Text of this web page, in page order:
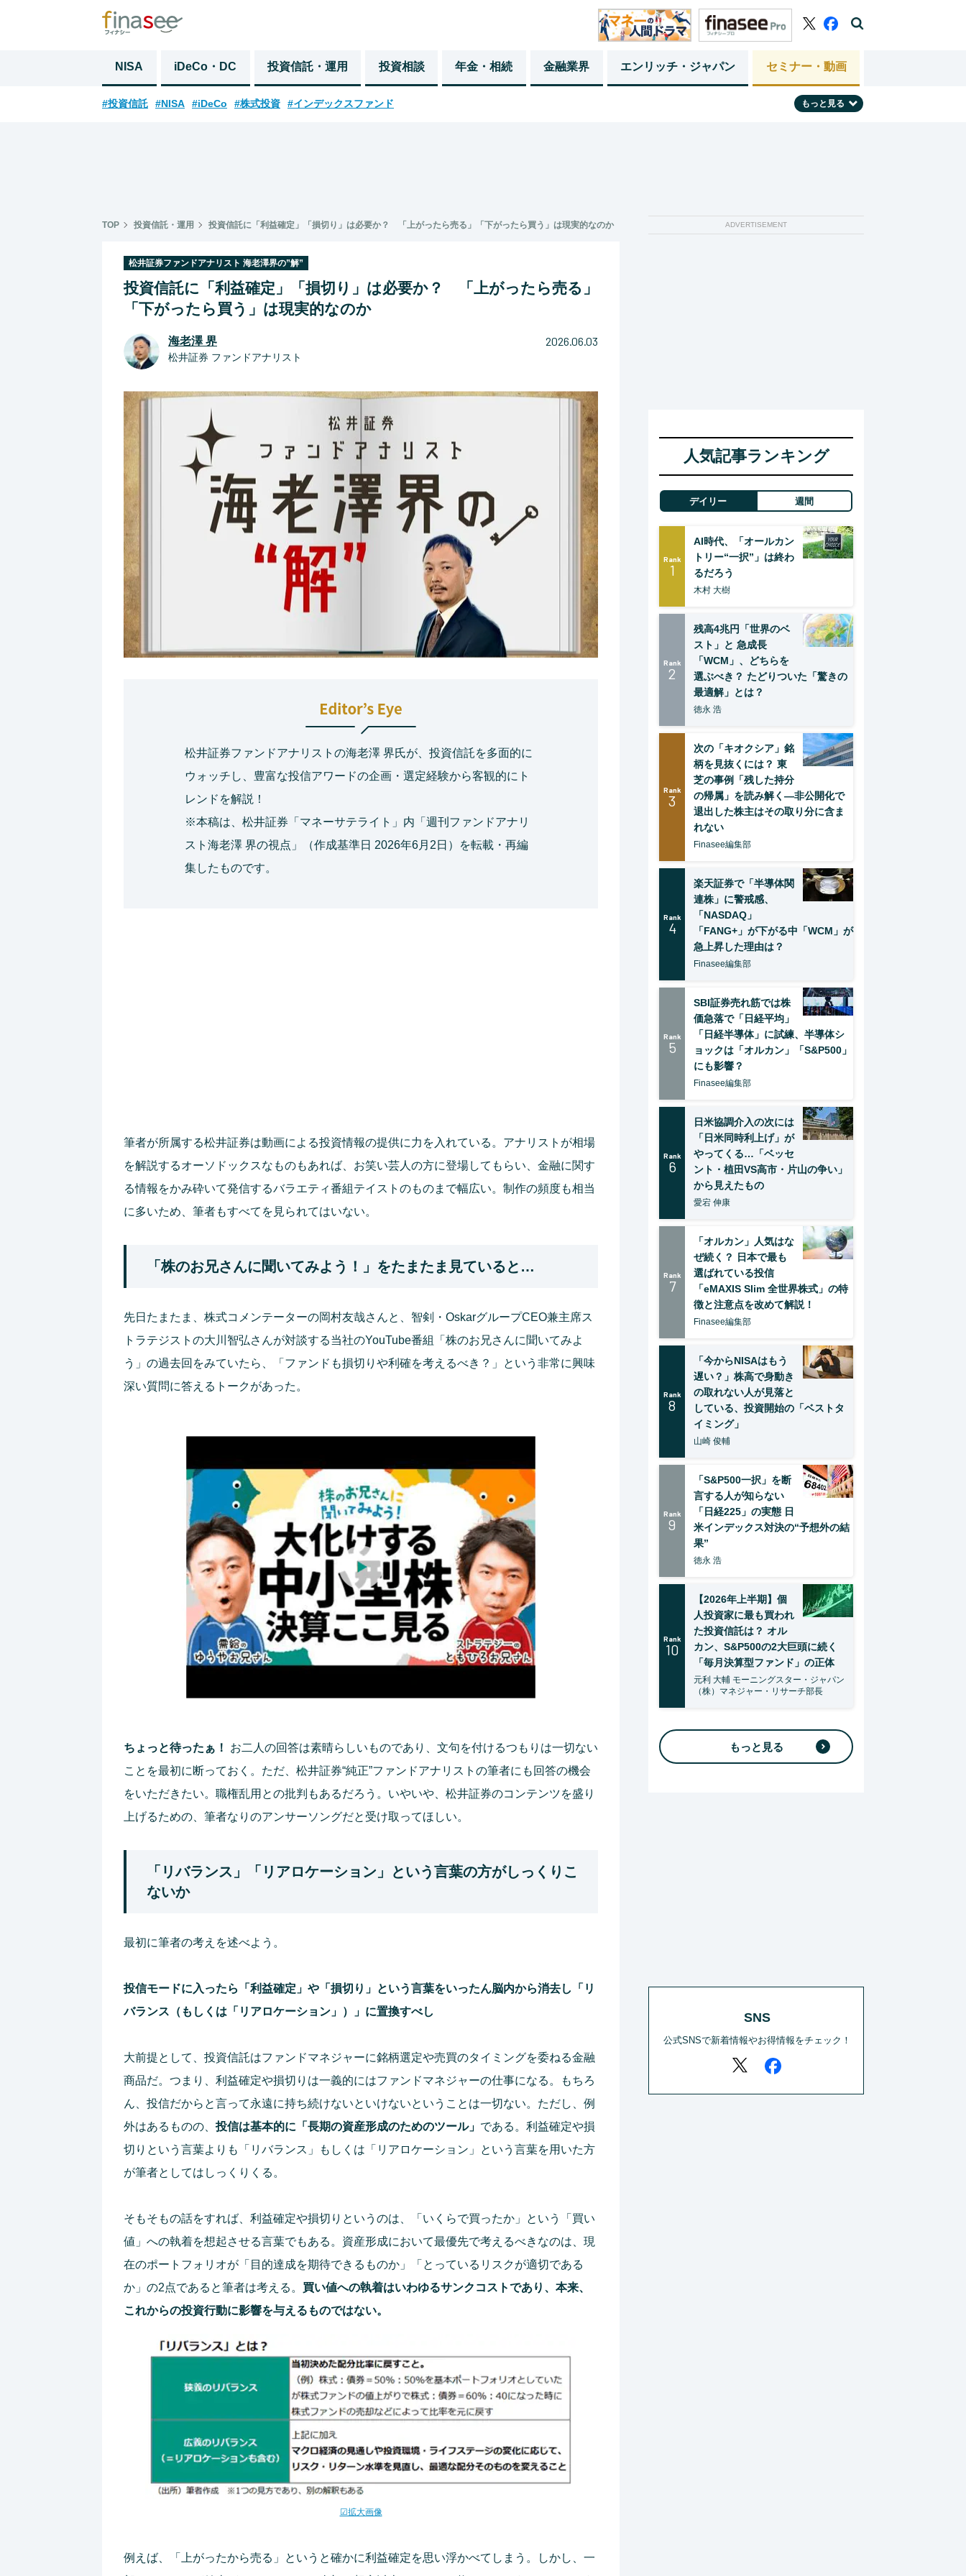
NISA iDeCo・DC 投資信託・運用 投資相談 年金・相続 金融業界 エンリッチ・ジャパン セミナー・動画
#投資信託 #NISA #iDeCo #株式投資 #インデックスファンド もっと見る
TOP 投資信託・運用 投資信託に「利益確定」「損切り」は必要か？ 「上がったら売る」「下がったら買う」は現実的なのか
松井証券ファンドアナリスト 海老澤界の”解”
投資信託に「利益確定」「損切り」は必要か？ 「上がったら売る」
「下がったら買う」は現実的なのか
海老澤 界
松井証券 ファンドアナリスト
2026.06.03
松井証券ファンドアナリストの海老澤 界氏が、投資信託を多面的に
ウォッチし、豊富な投信アワードの企画・選定経験から客観的にト
レンドを解説！
※本稿は、松井証券「マネーサテライト」内「週刊ファンドアナリ
スト海老澤 界の視点」（作成基準日 2026年6月2日）を転載・再編
集したものです。
筆者が所属する松井証券は動画による投資情報の提供に力を入れている。アナリストが相場
を解説するオーソドックスなものもあれば、お笑い芸人の方に登場してもらい、金融に関す
る情報をかみ砕いて発信するバラエティ番組テイストのものまで幅広い。制作の頻度も相当
に多いため、筆者もすべてを見られてはいない。
「株のお兄さんに聞いてみよう！」をたまたま見ていると…
先日たまたま、株式コメンテーターの岡村友哉さんと、智剣・OskarグループCEO兼主席ス
トラテジストの大川智弘さんが対談する当社のYouTube番組「株のお兄さんに聞いてみよ
う」の過去回をみていたら、「ファンドも損切りや利確を考えるべき？」という非常に興味
深い質問に答えるトークがあった。
ちょっと待ったぁ！ お二人の回答は素晴らしいものであり、文句を付けるつもりは一切ない
ことを最初に断っておく。ただ、松井証券“純正”ファンドアナリストの筆者にも回答の機会
をいただきたい。職権乱用との批判もあるだろう。いやいや、松井証券のコンテンツを盛り
上げるための、筆者なりのアンサーソングだと受け取ってほしい。
「リバランス」「リアロケーション」という言葉の方がしっくりこ
ないか
最初に筆者の考えを述べよう。
投信モードに入ったら「利益確定」や「損切り」という言葉をいったん脳内から消去し「リ
バランス（もしくは「リアロケーション」）」に置換すべし
大前提として、投資信託はファンドマネジャーに銘柄選定や売買のタイミングを委ねる金融
商品だ。つまり、利益確定や損切りは一義的にはファンドマネジャーの仕事になる。もちろ
ん、投信だからと言って永遠に持ち続けないといけないということは一切ない。ただし、例
外はあるものの、投信は基本的に「長期の資産形成のためのツール」 である。利益確定や損
切りという言葉よりも「リバランス」もしくは「リアロケーション」という言葉を用いた方
が筆者としてはしっくりくる。
そもそもの話をすれば、利益確定や損切りというのは、「いくらで買ったか」という「買い
値」への執着を想起させる言葉でもある。資産形成において最優先で考えるべきなのは、現
在のポートフォリオが「目的達成を期待できるものか」「とっているリスクが適切である
か」の2点であると筆者は考える。 買い値への執着はいわゆるサンクコストであり、本来、
これからの投資行動に影響を与えるものではない。
☑拡大画像
例えば、「上がったから売る」というと確かに利益確定を思い浮かべてしまう。しかし、一
ADVERTISEMENT
人気記事ランキング
デイリー 週間
Rank
1
AI時代、「オールカン
トリー“一択”」は終わ
るだろう
木村 大樹
Rank
2
残高4兆円「世界のベ
スト」と 急成長
「WCM」、どちらを
選ぶべき？ たどりついた「驚きの
最適解」とは？
徳永 浩
Rank
3
次の「キオクシア」銘
柄を見抜くには？ 東
芝の事例「残した持分
の帰属」を読み解く—非公開化で
退出した株主はその取り分に含ま
れない
Finasee編集部
Rank
4
楽天証券で「半導体関
連株」に警戒感、
「NASDAQ」
「FANG+」が下がる中「WCM」が
急上昇した理由は？
Finasee編集部
Rank
5
SBI証券売れ筋では株
価急落で「日経平均」
「日経半導体」に試練、半導体シ
ョックは「オルカン」「S&P500」
にも影響？
Finasee編集部
Rank
6
日米協調介入の次には
「日米同時利上げ」が
やってくる…「ベッセ
ント・植田VS高市・片山の争い」
から見えたもの
愛宕 伸康
Rank
7
「オルカン」人気はな
ぜ続く？ 日本で最も
選ばれている投信
「eMAXIS Slim 全世界株式」の特
徴と注意点を改めて解説！
Finasee編集部
Rank
8
「今からNISAはもう
遅い？」株高で身動き
の取れない人が見落と
している、投資開始の「ベストタ
イミング」
山崎 俊輔
Rank
9
「S&P500一択」を断
言する人が知らない
「日経225」の実態 日
米インデックス対決の“予想外の結
果”
徳永 浩
Rank
10
【2026年上半期】個
人投資家に最も買われ
た投資信託は？ オル
カン、S&P500の2大巨頭に続く
「毎月決算型ファンド」の正体
元利 大輔 モーニングスター・ジャパン
（株）マネジャー・リサーチ部長
もっと見る
SNS
公式SNSで新着情報やお得情報をチェック！